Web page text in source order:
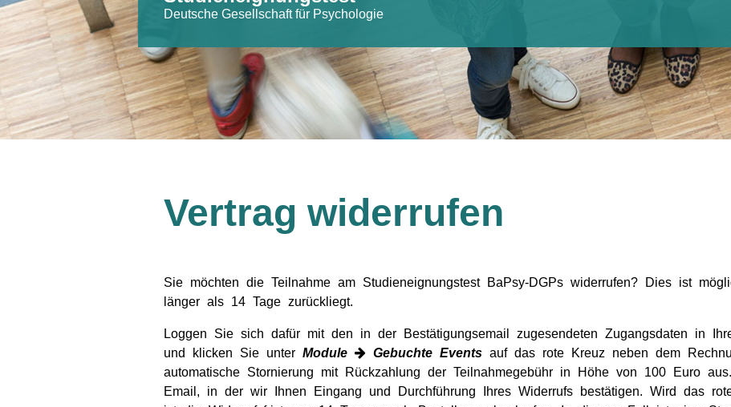
Deutsche Gesellschaft für Psychologie
Vertrag widerrufen
Sie möchten die Teilnahme am Studieneignungstest BaPsy-DGPs widerrufen? Dies ist
länger als 14 Tage zurückliegt.
Loggen Sie sich dafür mit den in der Bestätigungsemail zugesendeten Zugangsdaten in
und klicken Sie unter Module Gebuchte Events auf das rote Kreuz neben dem
automatische Stornierung mit Rückzahlung der Teilnahmegebühr in Höhe von 100 Euro
Email, in der wir Ihnen Eingang und Durchführung Ihres Widerrufs bestätigen. Wird das